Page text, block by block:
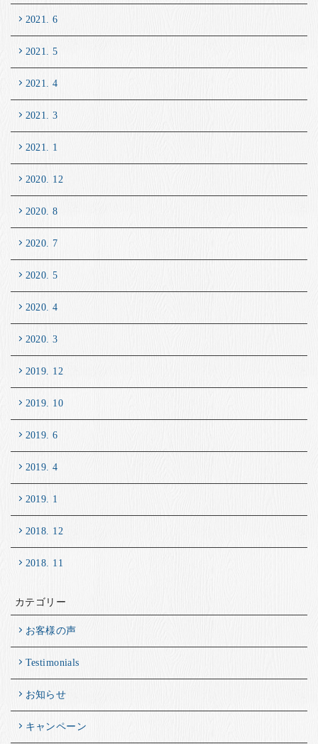
2021. 6
2021. 5
2021. 4
2021. 3
2021. 1
2020. 12
2020. 8
2020. 7
2020. 5
2020. 4
2020. 3
2019. 12
2019. 10
2019. 6
2019. 4
2019. 1
2018. 12
2018. 11
カテゴリー
お客様の声
Testimonials
お知らせ
キャンペーン